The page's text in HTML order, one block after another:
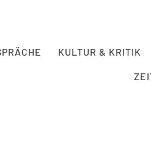
KULTUR & KRITIK